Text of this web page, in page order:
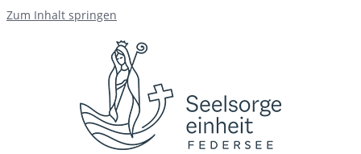
Zum Inhalt springen